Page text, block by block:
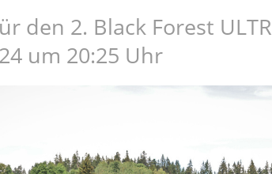
den 2. Black Forest
um 20:25 Uhr